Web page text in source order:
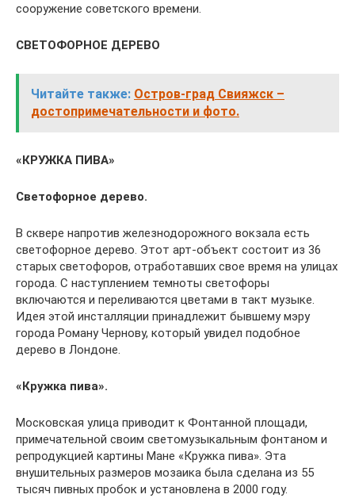
сооружение советского времени.
СВЕТОФОРНОЕ ДЕРЕВО
Читайте также: Остров-град Свияжск –
достопримечательности и фото.
«КРУЖКА ПИВА»
Светофорное дерево.
В сквере напротив железнодорожного вокзала есть
светофорное дерево. Этот арт-объект состоит из 36
старых светофоров, отработавших свое время на улицах
города. С наступлением темноты светофоры
включаются и переливаются цветами в такт музыке.
Идея этой инсталляции принадлежит бывшему мэру
города Роману Чернову, который увидел подобное
дерево в Лондоне.
«Кружка пива».
Московская улица приводит к Фонтанной площади,
примечательной своим светомузыкальным фонтаном и
репродукцией картины Мане «Кружка пива». Эта
внушительных размеров мозаика была сделана из 55
тысяч пивных пробок и установлена в 2000 году.